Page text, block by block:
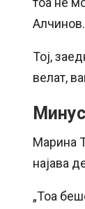
Алчинов.
Тој,
велат,
Марина
најава
„Тоа